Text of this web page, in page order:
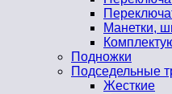
Манетки,
Подножки
Подседельные
Жесткие